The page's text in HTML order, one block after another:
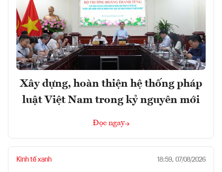
Xây dựng, hoàn thiện hệ thống pháp
luật Việt Nam trong kỷ nguyên mới
Đọc ngay
Kinh tế xanh 18:59, 07/08/2026